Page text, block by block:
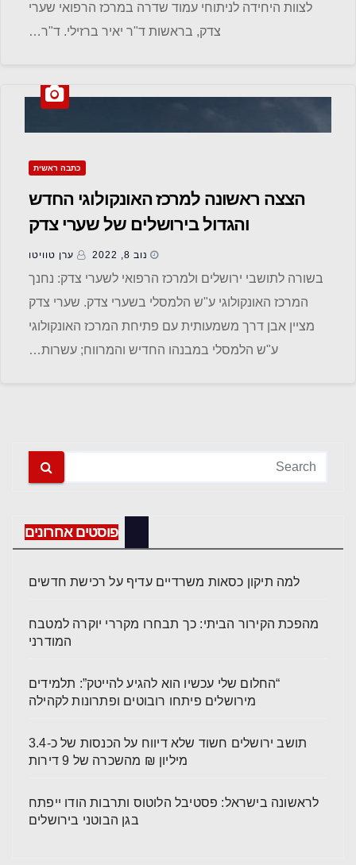
לצוות היחידה לניתוחי עמוד שדרה במרכז הרפואי שערי
צדק, בראשות ד"ר יאיר ברזילי. ד"ר…
כתבה ראשית
הצצה ראשונה למרכז האונקולוגי החדש
והגדול בירושלים של שערי צדק
נוב 8, 2022 ערן טוויטו
בשורה לתושבי ירושלים ולמרכז הרפואי לשערי צדק: נחנך
המרכז האונקולוגי ע"ש הלמסלי בשערי צדק. שערי צדק
מציין אבן דרך משמעותית עם פתיחת המרכז האונקולוגי
ע"ש הלמסלי במבנהו החדיש והמרווח; עשרות…
פוסטים אחרונים
למה תיקון כסאות משרדיים עדיף על רכישת חדשים
מהפכת הקירור הביתי: כך תבחרו מקררי יוקרה למטבח
המודרני
“החלום שלי עכשיו הוא להגיע להייטק”: תלמידים
מירושלים פיתחו רובוטים ופתרונות לקהילה
תושב ירושלים חשוד שלא דיווח על הכנסות של כ-3.4
מיליון ₪ מהשכרה של 9 דירות
לראשונה בישראל: פסטיבל הלוטוס ותרבות הודו ייפתח
בגן הבוטני בירושלים